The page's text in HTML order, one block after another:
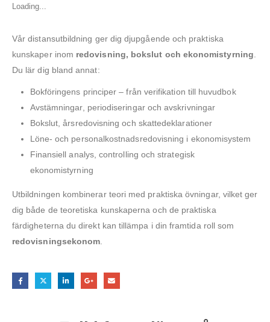
Loading...
Vår distansutbildning ger dig djupgående och praktiska
kunskaper inom redovisning, bokslut och ekonomistyrning
Du lär dig bland annat:
Bokföringens principer – från verifikation till huvudbok
Avstämningar, periodiseringar och avskrivningar
Bokslut, årsredovisning och skattedeklarationer
Löne- och personalkostnadsredovisning i ekonomisystem
Finansiell analys, controlling och strategisk
ekonomistyrning
Utbildningen kombinerar teori med praktiska övningar, vilket ger
dig både de teoretiska kunskaperna och de praktiska
färdigheterna du direkt kan tillämpa i din framtida roll som
redovisningsekonom.